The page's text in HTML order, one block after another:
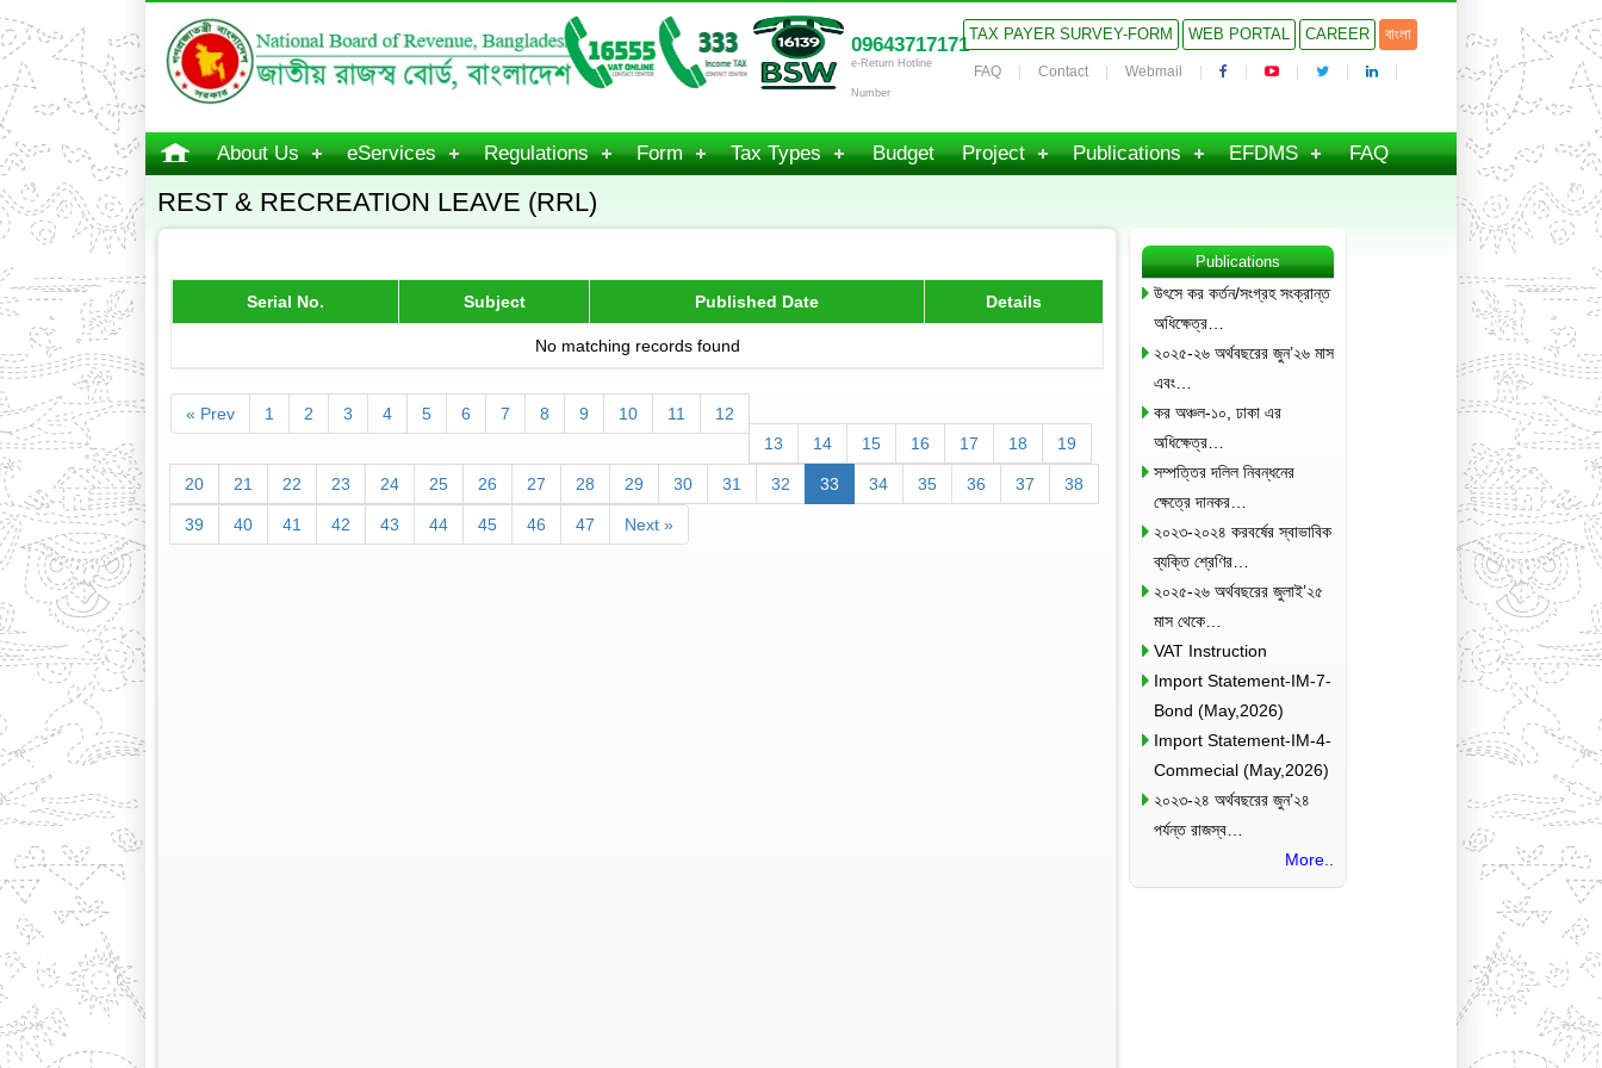
09643717171
e-Return Hotline
Number
TAX PAYER SURVEY-FORM WEB PORTAL CAREER বাংলা
FAQ Contact Webmail
About Us eServices Regulations Form Tax Types Budget Project Publications EFDMS FAQ
REST & RECREATION LEAVE (RRL)
Serial No. Subject Published Date Details
No matching records found
« Prev 1 2 3 4 5 6 7 8 9 10 11
12
13
14 15 16 17 18 19
20 21 22 23 24 25 26 27 28 29 30 31 32 33 34 35 36 37 38
39 40 41 42 43 44 45 46 47 Next »
Publications
উৎসে কর কর্তন/সংগ্রহ সংক্রান্ত
অধিক্ষেত্র…
২০২৫-২৬ অর্থবছরের জুন’২৬ মাস
এবং…
কর অঞ্চল-১০, ঢাকা এর
অধিক্ষেত্র…
সম্পত্তির দলিল নিবন্ধনের
ক্ষেত্রে দানকর…
২০২৩-২০২৪ করবর্ষের স্বাভাবিক
ব্যক্তি শ্রেণির…
২০২৫-২৬ অর্থবছরের জুলাই’২৫
মাস থেকে…
VAT Instruction
Import Statement-IM-7-
Bond (May,2026)
Import Statement-IM-4-
Commecial (May,2026)
২০২৩-২৪ অর্থবছরের জুন’২৪
পর্যন্ত রাজস্ব…
More..